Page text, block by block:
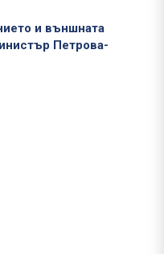
и външната
Петрова-